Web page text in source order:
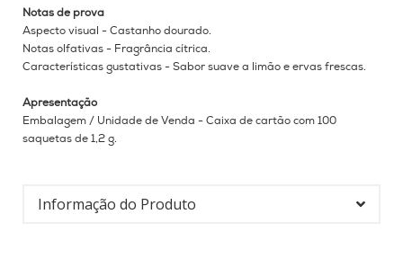
Notas de prova
Aspecto visual - Castanho dourado.
Notas olfativas - Fragrância cítrica.
Características gustativas - Sabor suave a limão e ervas frescas.
Apresentação
Embalagem / Unidade de Venda - Caixa de cartão com 100
saquetas de 1,2 g.
Informação do Produto